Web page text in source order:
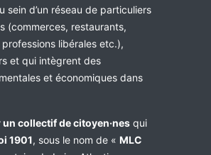
sein d’un réseau de particuliers
(commerces, restaurants,
libérales etc.),
et qui intègrent des
et économiques dans
collectif de citoyen·nes qui
1901, sous le nom de « MLC